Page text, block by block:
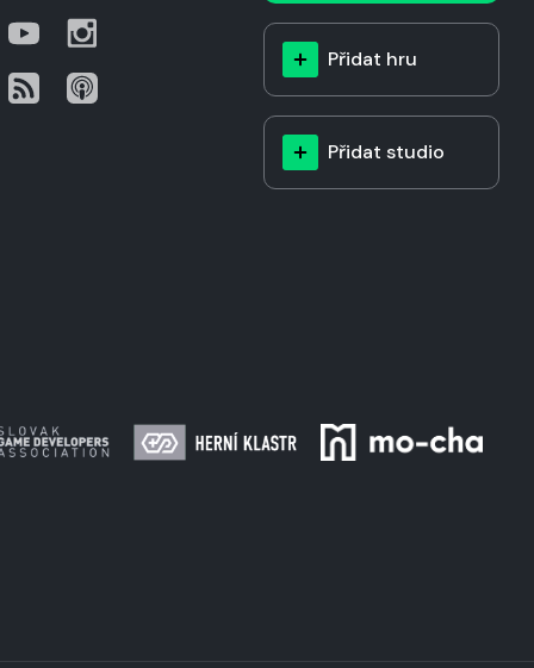
Přidat hru
Přidat studio